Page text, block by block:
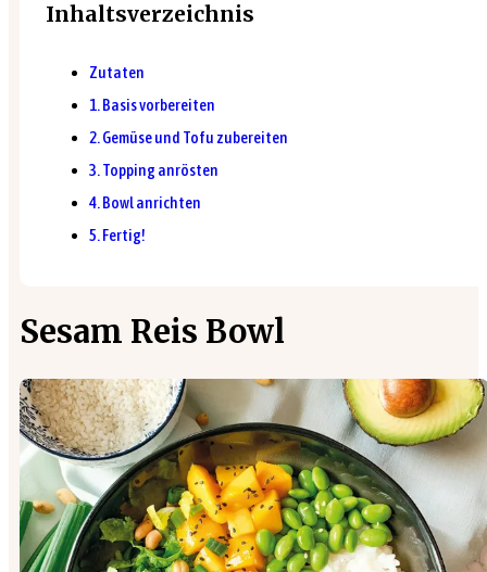
Sesam Reis Bowl
Inhaltsverzeichnis
Zutaten
1. Basis vorbereiten
2. Gemüse und Tofu zubereiten
3. Topping anrösten
4. Bowl anrichten
5. Fertig!